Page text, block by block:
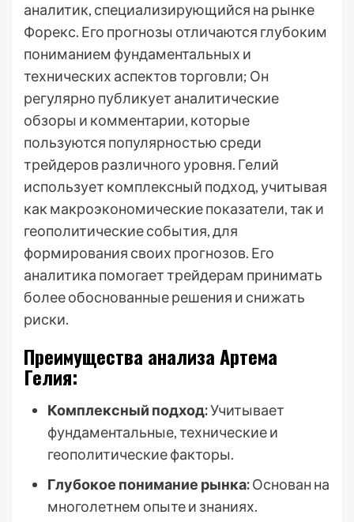
аналитик, специализирующийся на рынке
Форекс. Его прогнозы отличаются глубоким
пониманием фундаментальных и
технических аспектов торговли; Он
регулярно публикует аналитические
обзоры и комментарии, которые
пользуются популярностью среди
трейдеров различного уровня. Гелий
использует комплексный подход, учитывая
как макроэкономические показатели, так и
геополитические события, для
формирования своих прогнозов. Его
аналитика помогает трейдерам принимать
более обоснованные решения и снижать
риски.
Преимущества анализа Артема
Гелия:
Комплексный подход:Учитывает
фундаментальные, технические и
геополитические факторы.
Глубокое понимание рынка:Основан на
многолетнем опыте и знаниях.